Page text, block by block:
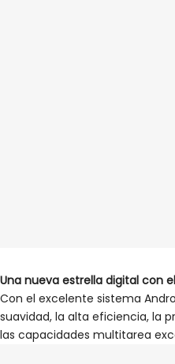
Una nueva estrella digital con
Con el excelente sistema
suavidad, la alta eficiencia, la
las capacidades multitarea